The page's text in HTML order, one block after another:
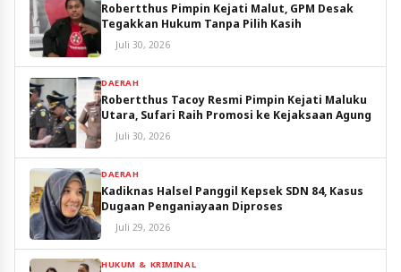
Robertthus Pimpin Kejati Malut, GPM Desak
Tegakkan Hukum Tanpa Pilih Kasih
Juli 30, 2026
DAERAH
Robertthus Tacoy Resmi Pimpin Kejati Maluku
Utara, Sufari Raih Promosi ke Kejaksaan Agung
Juli 30, 2026
DAERAH
Kadiknas Halsel Panggil Kepsek SDN 84, Kasus
Dugaan Penganiayaan Diproses
Juli 29, 2026
HUKUM & KRIMINAL